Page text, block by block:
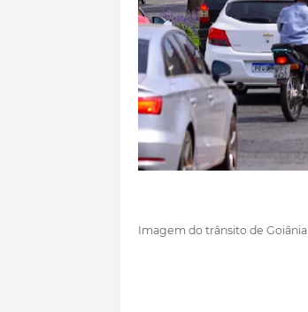
Imagem do trânsito de Goiânia